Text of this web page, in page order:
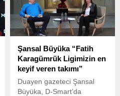
Şansal Büyüka “Fatih
Karagümrük Ligimizin en
keyif veren takımı”
Duayen gazeteci Şansal
Büyüka, D-Smart’da